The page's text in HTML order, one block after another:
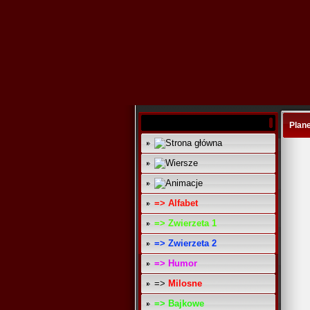
=> Alfabet
=> Zwierzeta 1
=> Zwierzeta 2
=> Humor
=> Milosne
=> Bajkowe